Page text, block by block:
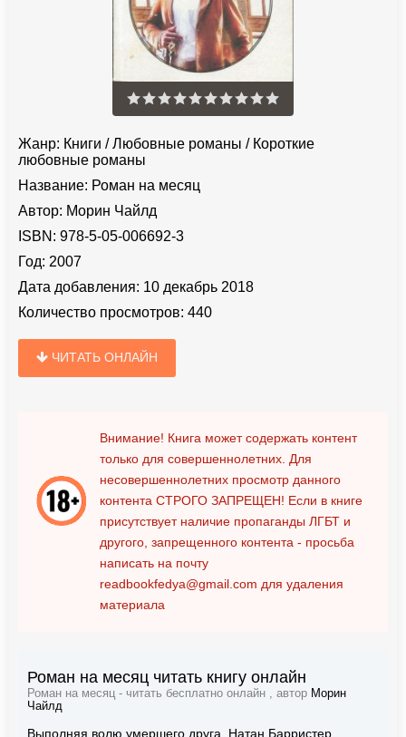
Жанр: Книги /Любовные романы / Короткие
любовные романы
Название: Роман на месяц
Автор: Морин Чайлд
ISBN: 978-5-05-006692-3
Год: 2007
Дата добавления: 10 декабрь 2018
Количество просмотров: 440
ЧИТАТЬ ОНЛАЙН
Внимание! Книга может содержать контент
только для совершеннолетних. Для
несовершеннолетних просмотр данного
контента СТРОГО ЗАПРЕЩЕН! Если в книге
присутствует наличие пропаганды ЛГБТ и
другого, запрещенного контента - просьба
написать на почту
readbookfedya@gmail.com для удаления
материала
Роман на месяц читать книгу онлайн
Роман на месяц - читать бесплатно онлайн , автор Морин
Чайлд
Выполняя волю умершего друга, Натан Барристер